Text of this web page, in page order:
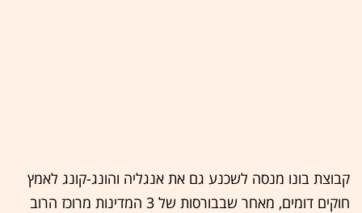
קבוצת בונו מנסה לשכנע גם את אנגליה והונג-קונג לאמץ
חוקים דומים, מאחר שבבורסות של 3 המדינות מרוכז הרוב